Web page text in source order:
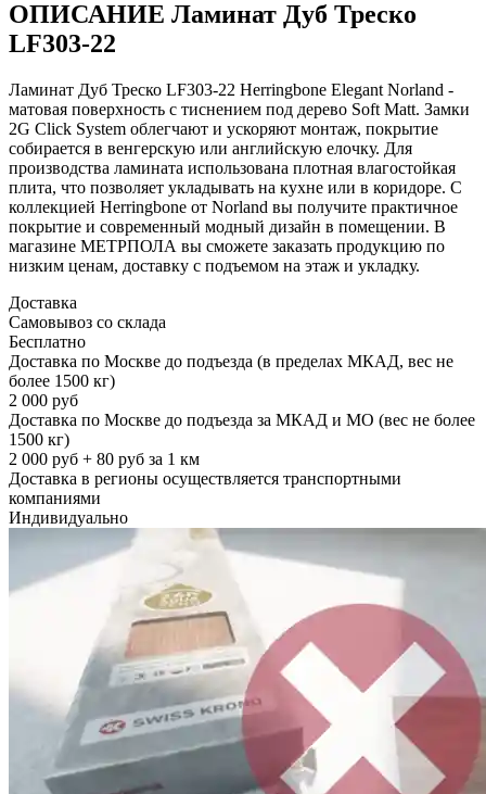
ОПИСАНИЕ Ламинат Дуб Треско
LF303-22
Ламинат Дуб Треско LF303-22 Herringbone Elegant Norland -
матовая поверхность с тиснением под дерево Soft Matt. Замки
2G Click System облегчают и ускоряют монтаж, покрытие
собирается в венгерскую или английскую елочку. Для
производства ламината использована плотная влагостойкая
плита, что позволяет укладывать на кухне или в коридоре. С
коллекцией Herringbone от Norland вы получите практичное
покрытие и современный модный дизайн в помещении. В
магазине МЕТРПОЛА вы сможете заказать продукцию по
низким ценам, доставку с подъемом на этаж и укладку.
Доставка
Самовывоз со склада
Бесплатно
Доставка по Москве до подъезда (в пределах МКАД, вес не
более 1500 кг)
2 000 руб
Доставка по Москве до подъезда за МКАД и МО (вес не более
1500 кг)
2 000 руб + 80 руб за 1 км
Доставка в регионы осуществляется транспортными
компаниями
Индивидуально